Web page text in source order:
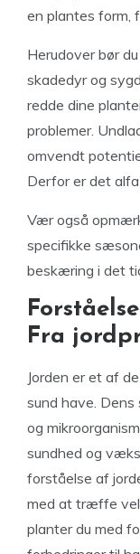
en plantes form,
Herudover bør
skadedyr og
redde dine
problemer.
omvendt
Derfor er det
Vær også
specifikke
beskæring i det
Fra
Jorden er et af
sund have.
og
sundhed og
forståelse af
med at træffe
planter du med